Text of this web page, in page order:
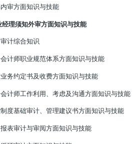
审方面知识与技能
经理须知外审方面知识与技能
计综合知识
计师职业规范体系方面知识与技能
务约定书及收费方面知识与技能
计师工作利用、考虑及沟通方面知识与技能
度基础审计、管理建议书方面知识与技能
表审计与审阅方面知识与技能